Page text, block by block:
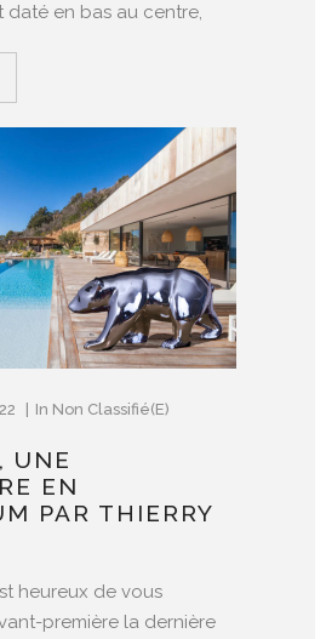
daté en bas au centre,
In Non Classifié(e)
UNE
EN
PAR THIERRY
heureux de vous
première la dernière